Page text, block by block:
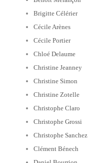
Brigitte Célérier
Cécile Arènes
Cécile Portier
Chloé Delaume
Christine Jeanney
Christine Simon
Christine Zotelle
Christophe Claro
Christophe Grossi
Christophe Sanchez
Clément Bénech